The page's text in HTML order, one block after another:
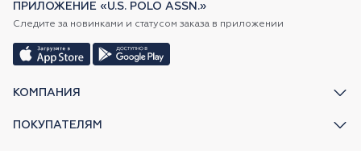
КОМПАНИЯ
ПОКУПАТЕЛЯМ
ПРИЛОЖЕНИЕ «U.S. POLO ASSN.»
Следите за новинками и статусом заказа в приложении